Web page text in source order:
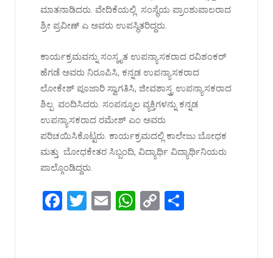
ಮಾತನಾಡಿದರು. ವೇದಿಕೆಯಲ್ಲಿ ಸಂಸ್ಥೆಯ ಪ್ರಾಂಶುಪಾಲರಾದ
ಶ್ರೀ ಪ್ರವೀಣ್ ಎ ಅವರು ಉಪಸ್ಥಿತರಿದ್ದರು.
ಕಾರ್ಯಕ್ರಮವನ್ನು ಸಂಸ್ಕೃತ ಉಪನ್ಯಾಸಕರಾದ ರವಿಶಂಕರ್
ಹೆಗಡೆ ಅವರು ನಿರೂಪಿಸಿ, ಕನ್ನಡ ಉಪನ್ಯಾಸಕರಾದ
ಲೋಕೇಶ್ ಪೂಜಾರಿ ಸ್ವಾಗತಿಸಿ, ಜೀವಶಾಸ್ತ್ರ ಉಪನ್ಯಾಸಕರಾದ
ಶಿಲ್ಪ ವಂದಿಸಿದರು. ಸಂಪನ್ಮೂಲ ವ್ಯಕ್ತಿಗಳನ್ನು ಕನ್ನಡ
ಉಪನ್ಯಾಸಕರಾದ ರಮೇಶ್ ಎಂ ಅವರು
ಪರಿಚಯಿಸಿಕೊಟ್ಟರು. ಕಾರ್ಯಕ್ರಮದಲ್ಲಿ ಕಾಲೇಜು ಬೋಧಕ
ಮತ್ತು ಬೋಧಕೇತರ ಸಿಬ್ಬಂದಿ, ವಿದ್ಯಾರ್ಥಿ ವಿದ್ಯಾರ್ಥಿನಿಯರು
ಪಾಲ್ಗೊಂಡಿದ್ದರು.
F
T
E
W C